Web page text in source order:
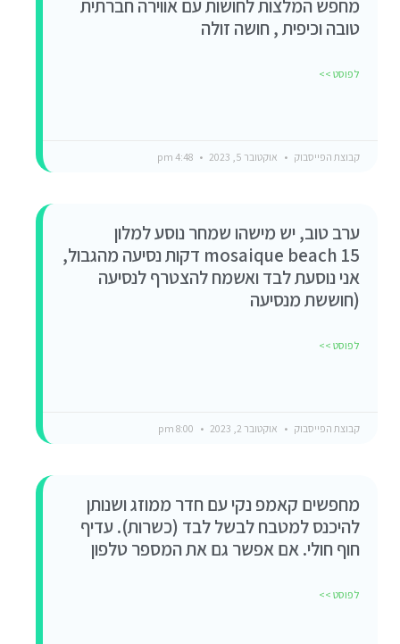
מחפש המלצות לחושות עם אווירה חברתית
טובה וכיפית , חושה זולה
לפוסט >>
קבוצת הפייסבוק אוקטובר 5, 2023
ערב טוב, יש מישהו שמחר נוסע למלון
mosaique beach 15 דקות נסיעה מהגבול,
אני נוסעת לבד ואשמח להצטרף לנסיעה
(חוששת מנסיעה
לפוסט >>
קבוצת הפייסבוק אוקטובר 2, 2023
מחפשים קאמפ נקי עם חדר ממוזג ושנותן
להיכנס למטבח לבשל לבד (כשרות). עדיף
חוף חולי. אם אפשר גם את המספר טלפון
לפוסט >>